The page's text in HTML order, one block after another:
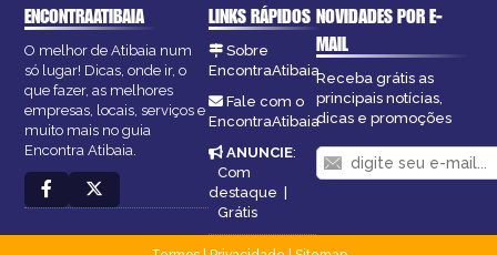
ENCONTRAATIBAIA
O melhor de Atibaia num
só lugar! Dicas, onde ir, o
que fazer, as melhores
empresas, locais, serviços e
muito mais no guia
Encontra Atibaia.
LINKS RÁPIDOS
Sobre
EncontraAtibaia
Fale com o
EncontraAtibaia
ANUNCIE:
Com
destaque
Grátis
NOVIDADES POR E-
MAIL
Receba grátis as
principais notícias,
dicas e promoções